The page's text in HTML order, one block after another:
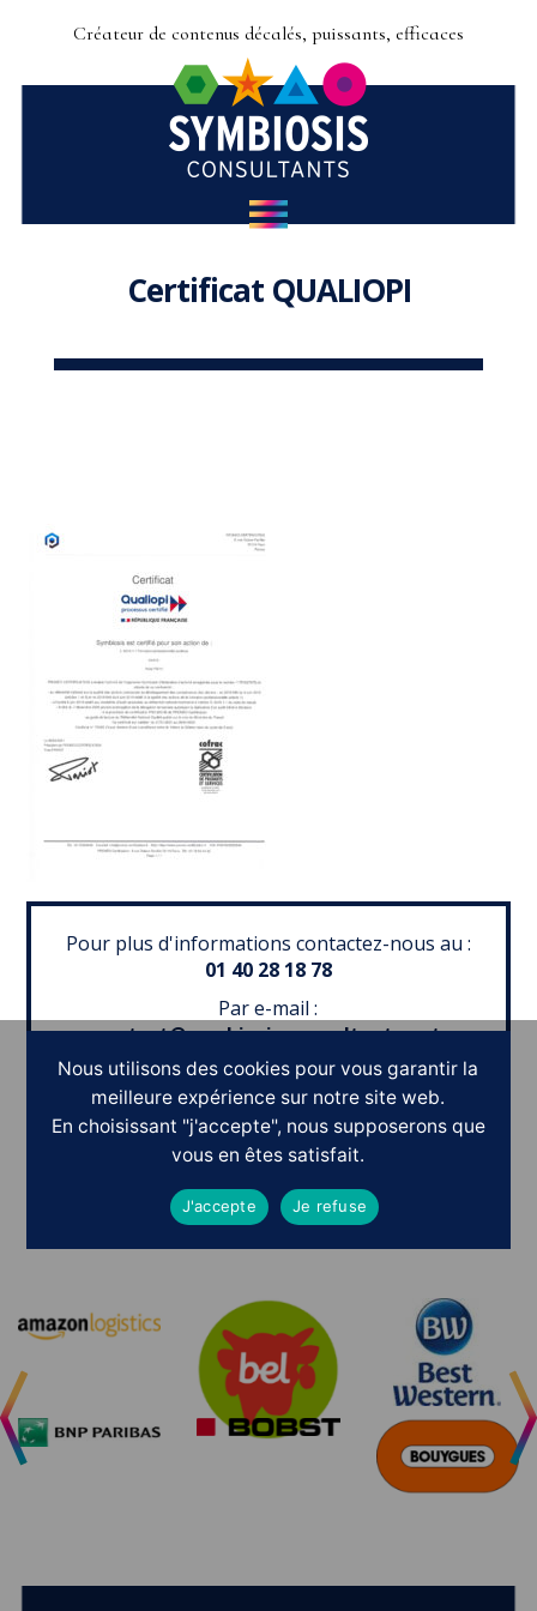
Créateur de contenus décalés, puissants, efficaces
Certificat QUALIOPI
Pour plus d'informations contactez-nous au :
01 40 28 18 78
Par e-mail :
contact@symbiosis-consultants.net
POURQUOI PASVO
Nous utilisons des cookies pour vous garantir la
meilleure expérience sur notre site web.
En choisissant "j'accepte", nous supposerons que
vous en êtes satisfait.
J'accepte Je refuse